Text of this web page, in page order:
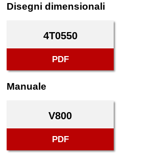
Disegni dimensionali
4T0550
PDF
Manuale
V800
PDF